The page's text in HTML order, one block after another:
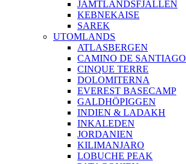
JÄMTLANDSFJÄLLEN
KEBNEKAISE
SAREK
UTOMLANDS
ATLASBERGEN
CAMINO DE SANTIAGO
CINQUE TERRE
DOLOMITERNA
EVEREST BASECAMP
GALDHÖPIGGEN
INDIEN & LADAKH
INKALEDEN
JORDANIEN
KILIMANJARO
LOBUCHE PEAK